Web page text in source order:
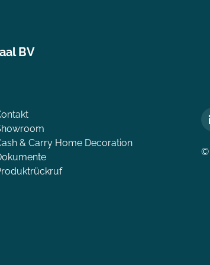
BV
& Carry Home Decoration
©